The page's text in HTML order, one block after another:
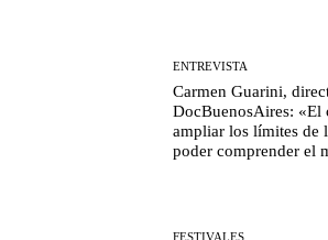
ENTREVISTA
Carmen Guarini,
DocBuenosAires: «El
ampliar los límites de
poder comprender el
FESTIVALES